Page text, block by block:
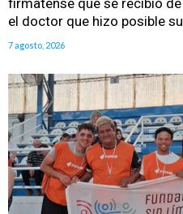
el doctor que hizo posible
7 agosto, 2026